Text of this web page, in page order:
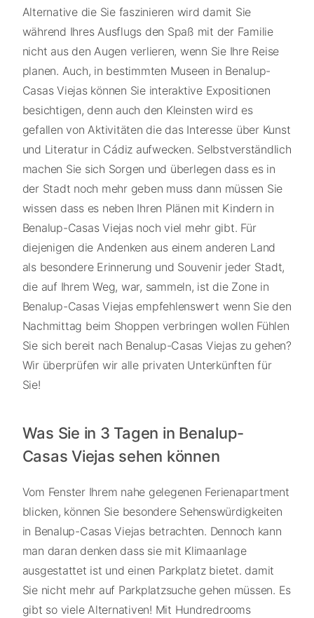
Alternative die Sie faszinieren wird damit Sie
während Ihres Ausflugs den Spaß mit der Familie
nicht aus den Augen verlieren, wenn Sie Ihre Reise
planen. Auch, in bestimmten Museen in Benalup-
Casas Viejas können Sie interaktive Expositionen
besichtigen, denn auch den Kleinsten wird es
gefallen von Aktivitäten die das Interesse über Kunst
und Literatur in Cádiz aufwecken. Selbstverständlich
machen Sie sich Sorgen und überlegen dass es in
der Stadt noch mehr geben muss dann müssen Sie
wissen dass es neben Ihren Plänen mit Kindern in
Benalup-Casas Viejas noch viel mehr gibt. Für
diejenigen die Andenken aus einem anderen Land
als besondere Erinnerung und Souvenir jeder Stadt,
die auf Ihrem Weg, war, sammeln, ist die Zone in
Benalup-Casas Viejas empfehlenswert wenn Sie den
Nachmittag beim Shoppen verbringen wollen Fühlen
Sie sich bereit nach Benalup-Casas Viejas zu gehen?
Wir überprüfen wir alle privaten Unterkünften für
Sie!
Was Sie in 3 Tagen in Benalup-
Casas Viejas sehen können
Vom Fenster Ihrem nahe gelegenen Ferienapartment
blicken, können Sie besondere Sehenswürdigkeiten
in Benalup-Casas Viejas betrachten. Dennoch kann
man daran denken dass sie mit Klimaanlage
ausgestattet ist und einen Parkplatz bietet. damit
Sie nicht mehr auf Parkplatzsuche gehen müssen. Es
gibt so viele Alternativen! Mit Hundredrooms